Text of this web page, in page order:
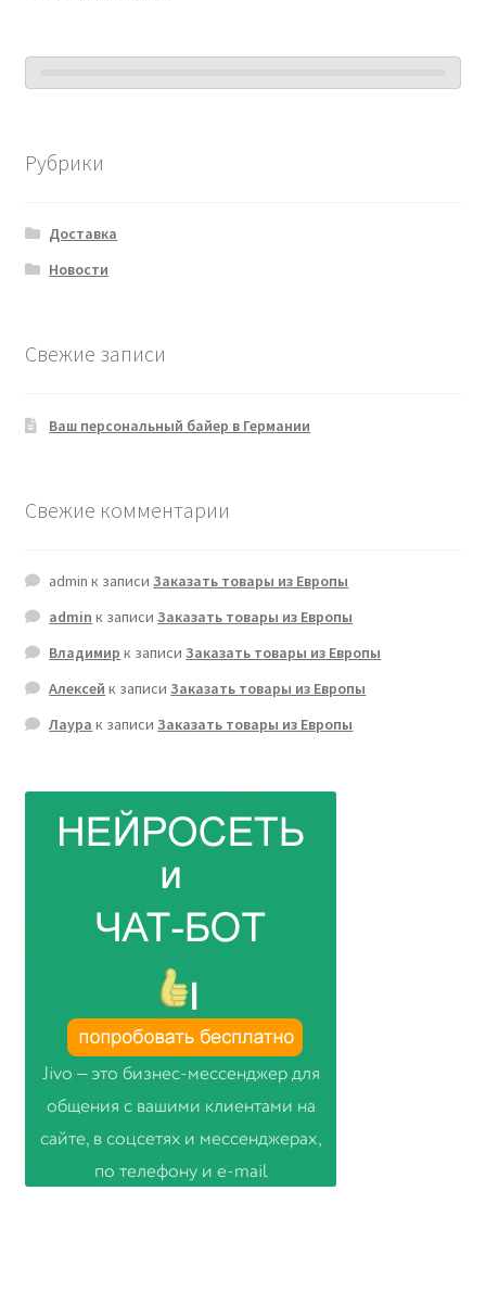
Рубрики
Доставка
Новости
Свежие записи
Ваш персональный байер в Германии
Свежие комментарии
admin к записиЗаказать товары из Европы
admin к записиЗаказать товары из Европы
Владимир к записиЗаказать товары из Европы
Алексей к записиЗаказать товары из Европы
Лаура к записиЗаказать товары из Европы